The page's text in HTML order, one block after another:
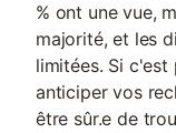
% ont une vue,
majorité, et les
limitées. Si
anticiper vos
être sûr.e de